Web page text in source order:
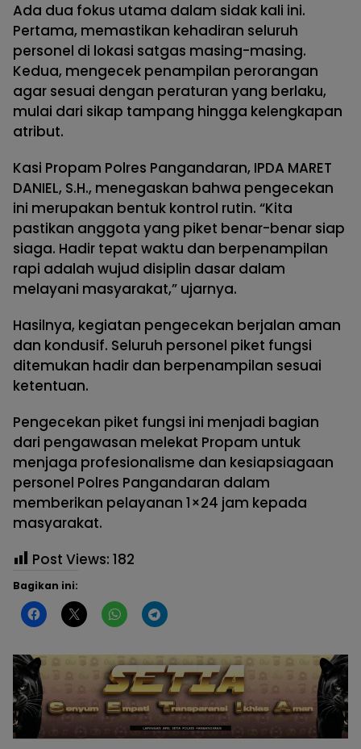
Ada dua fokus utama dalam sidak kali ini.
Pertama, memastikan kehadiran seluruh
personel di lokasi satgas masing-masing.
Kedua, mengecek penampilan perorangan
agar sesuai dengan peraturan yang berlaku,
mulai dari sikap tampang hingga kelengkapan
atribut.
Kasi Propam Polres Pangandaran, IPDA MARET
DANIEL, S.H., menegaskan bahwa pengecekan
ini merupakan bentuk kontrol rutin. “Kita
pastikan anggota yang piket benar-benar siap
siaga. Hadir tepat waktu dan berpenampilan
rapi adalah wujud disiplin dasar dalam
melayani masyarakat,” ujarnya.
Hasilnya, kegiatan pengecekan berjalan aman
dan kondusif. Seluruh personel piket fungsi
ditemukan hadir dan berpenampilan sesuai
ketentuan.
Pengecekan piket fungsi ini menjadi bagian
dari pengawasan melekat Propam untuk
menjaga profesionalisme dan kesiapsiagaan
personel Polres Pangandaran dalam
memberikan pelayanan 1×24 jam kepada
masyarakat.
Post Views: 182
Bagikan ini: